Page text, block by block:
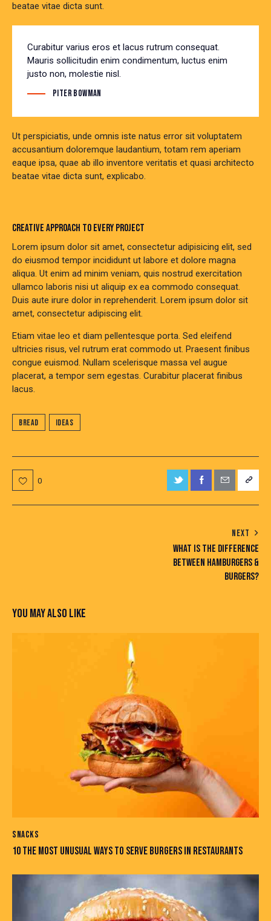
beatae vitae dicta sunt.
Curabitur varius eros et lacus rutrum consequat.
Mauris sollicitudin enim condimentum, luctus enim
justo non, molestie nisl.
Piter Bowman
Ut perspiciatis, unde omnis iste natus error sit voluptatem
accusantium doloremque laudantium, totam rem aperiam
eaque ipsa, quae ab illo inventore veritatis et quasi architecto
beatae vitae dicta sunt, explicabo.
CREATIVE APPROACH TO EVERY PROJECT
Lorem ipsum dolor sit amet, consectetur adipisicing elit, sed
do eiusmod tempor incididunt ut labore et dolore magna
aliqua. Ut enim ad minim veniam, quis nostrud exercitation
ullamco laboris nisi ut aliquip ex ea commodo consequat.
Duis aute irure dolor in reprehenderit. Lorem ipsum dolor sit
amet, consectetur adipiscing elit.
Etiam vitae leo et diam pellentesque porta. Sed eleifend
ultricies risus, vel rutrum erat commodo ut. Praesent finibus
congue euismod. Nullam scelerisque massa vel augue
placerat, a tempor sem egestas. Curabitur placerat finibus
lacus.
Bread Ideas
0
NEXT
WHAT IS THE DIFFERENCE
BETWEEN HAMBURGERS &
BURGERS?
YOU MAY ALSO LIKE
SNACKS
10 THE MOST UNUSUAL WAYS TO SERVE BURGERS IN RESTAURANTS